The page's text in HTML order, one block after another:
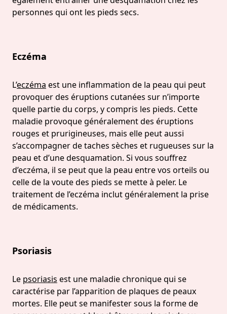
personnes qui ont les pieds secs.
Eczéma
L’eczéma est une inflammation de la peau qui peut
provoquer des éruptions cutanées sur n’importe
quelle partie du corps, y compris les pieds. Cette
maladie provoque généralement des éruptions
rouges et prurigineuses, mais elle peut aussi
s’accompagner de taches sèches et rugueuses sur la
peau et d’une desquamation. Si vous souffrez
d’eczéma, il se peut que la peau entre vos orteils ou
celle de la voute des pieds se mette à peler. Le
traitement de l’eczéma inclut généralement la prise
de médicaments.
Psoriasis
Le psoriasis est une maladie chronique qui se
caractérise par l’apparition de plaques de peaux
mortes. Elle peut se manifester sous la forme de